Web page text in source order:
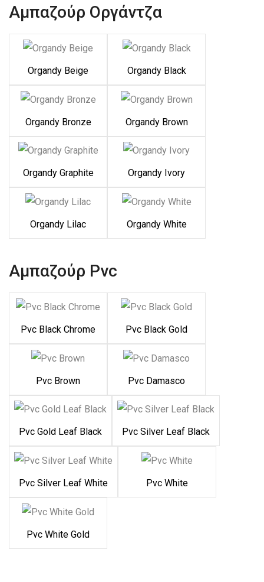
Αμπαζούρ Οργάντζα
Organdy Beige Organdy Black
Organdy Bronze Organdy Brown
Organdy Graphite Organdy Ivory
Organdy Lilac Organdy White
Αμπαζούρ Pvc
Pvc Black Chrome Pvc Black Gold
Pvc Brown Pvc Damasco
Pvc Gold Leaf Black Pvc Silver Leaf Black
Pvc Silver Leaf White Pvc White
Pvc White Gold